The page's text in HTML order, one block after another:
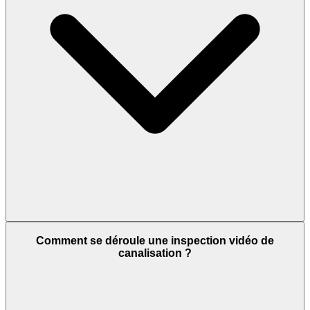
Comment se déroule une inspection vidéo de
canalisation ?